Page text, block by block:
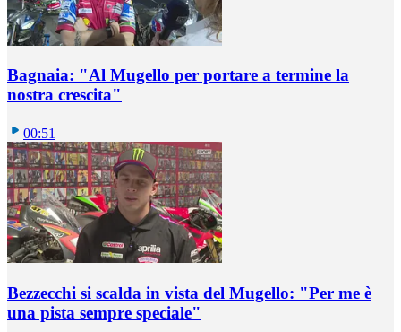
Bagnaia: "Al Mugello per portare a termine la
nostra crescita"
00:51
Bezzecchi si scalda in vista del Mugello: "Per me è
una pista sempre speciale"